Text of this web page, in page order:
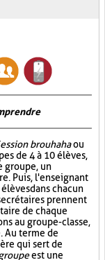
brouhahaou
de 4 à 10 élèves,
groupe, un
Puis, l'enseignant
dans chacun
prennent
de chaque
au groupe-classe,
Au terme de
qui sert de
est une